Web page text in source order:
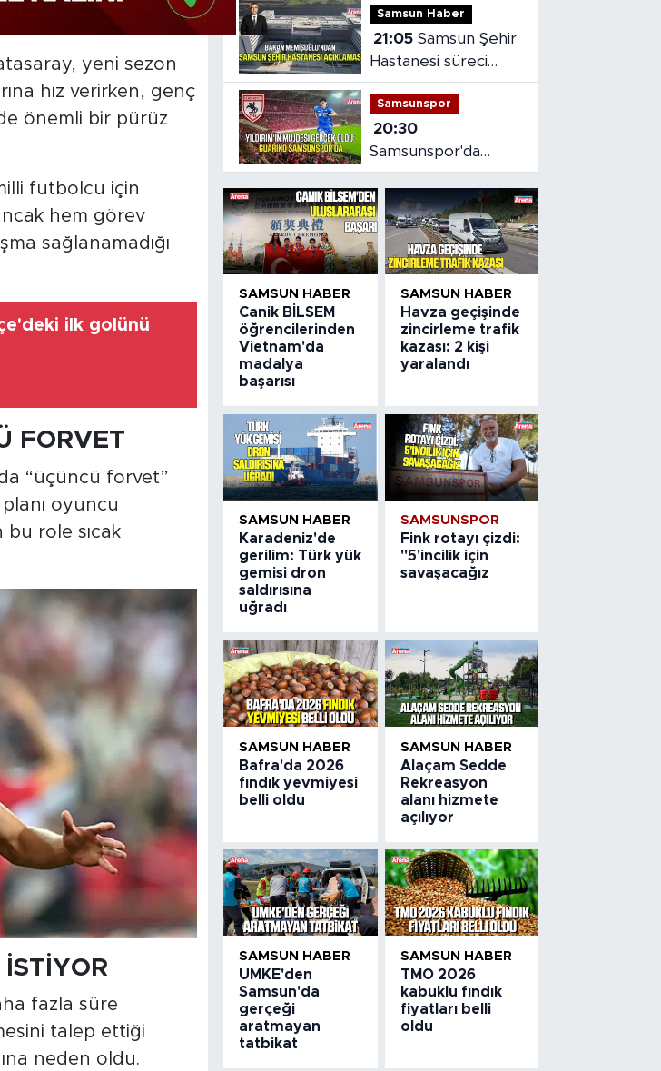
yeni sezon
hız verirken, genç
önemli bir pürüz
futbolcu için
hem görev
sağlanamadığı
ilk golünü
FORVET
“üçüncü forvet”
oyuncu
role sıcak
fazla süre
talep ettiği
neden oldu.
Samsun Haber
21:05 Samsun Şehir
Hastanesi süreci
masaya yatırıldı
Samsunspor
20:30
Samsunspor'da
Gabriele dönemi
başladı
SAMSUN HABER
Canik BİLSEM
öğrencilerinden
Vietnam'da
madalya
başarısı
SAMSUN HABER
Havza geçişinde
zincirleme trafik
kazası: 2 kişi
yaralandı
SAMSUN HABER
Karadeniz'de
gerilim: Türk yük
gemisi dron
saldırısına
uğradı
SAMSUNSPOR
Fink rotayı çizdi:
"5'incilik için
savaşacağız
SAMSUN HABER
Bafra'da 2026
fındık yevmiyesi
belli oldu
SAMSUN HABER
Alaçam Sedde
Rekreasyon
alanı hizmete
açılıyor
SAMSUN HABER
UMKE'den
Samsun'da
gerçeği
aratmayan
tatbikat
SAMSUN HABER
TMO 2026
kabuklu fındık
fiyatları belli
oldu